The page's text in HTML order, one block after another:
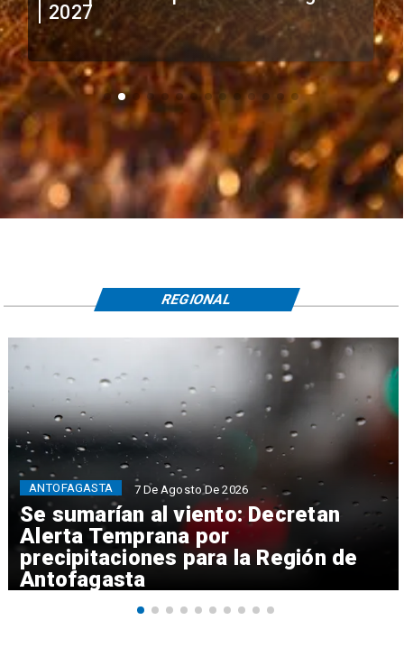
extranjeros
Se sumarían al viento: Decretan
Alerta Temprana por
precipitaciones para la Región de
Antofagasta
ANTOFAGASTA 7 De Agosto De 2026
REGIONAL